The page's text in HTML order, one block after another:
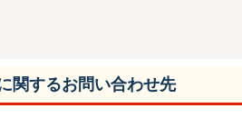
関するお問い合わせ先